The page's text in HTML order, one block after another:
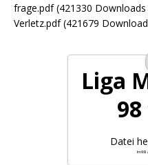
frage.pdf (421330 Downloads
Verletz.pdf (421679
Liga
Datei